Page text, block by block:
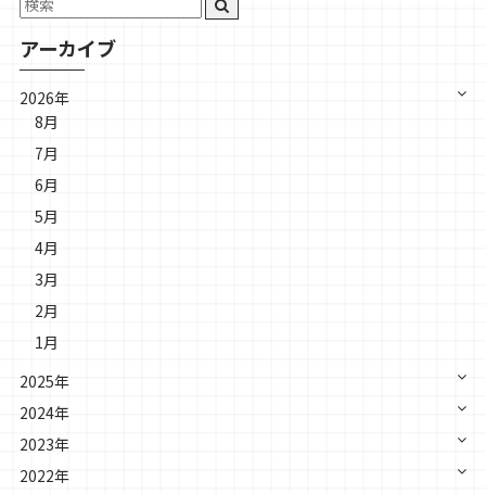
アーカイブ
2026年
8月
7月
6月
5月
4月
3月
2月
1月
2025年
2024年
2023年
2022年